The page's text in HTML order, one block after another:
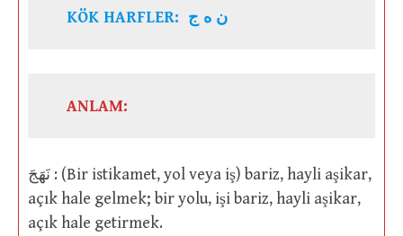
KÖK HARFLER: ن ه ج
ANLAM:
نَهَجَ : (Bir istikamet, yol veya iş) bariz, hayli aşikar,
açık hale gelmek; bir yolu, işi bariz, hayli aşikar,
açık hale getirmek.